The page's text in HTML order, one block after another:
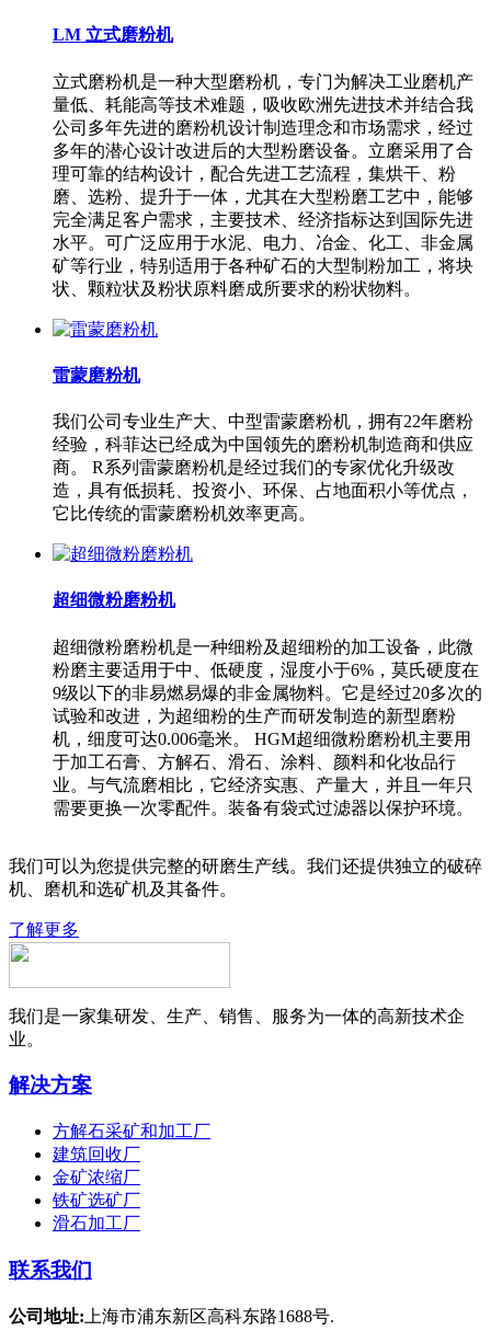
LM 立式磨粉机
立式磨粉机是一种大型磨粉机，专门为解决工业磨机产
量低、耗能高等技术难题，吸收欧洲先进技术并结合我
公司多年先进的磨粉机设计制造理念和市场需求，经过
多年的潜心设计改进后的大型粉磨设备。立磨采用了合
理可靠的结构设计，配合先进工艺流程，集烘干、粉
磨、选粉、提升于一体，尤其在大型粉磨工艺中，能够
完全满足客户需求，主要技术、经济指标达到国际先进
水平。可广泛应用于水泥、电力、冶金、化工、非金属
矿等行业，特别适用于各种矿石的大型制粉加工，将块
状、颗粒状及粉状原料磨成所要求的粉状物料。
雷蒙磨粉机
我们公司专业生产大、中型雷蒙磨粉机，拥有22年磨粉
经验，科菲达已经成为中国领先的磨粉机制造商和供应
商。 R系列雷蒙磨粉机是经过我们的专家优化升级改
造，具有低损耗、投资小、环保、占地面积小等优点，
它比传统的雷蒙磨粉机效率更高。
超细微粉磨粉机
超细微粉磨粉机是一种细粉及超细粉的加工设备，此微
粉磨主要适用于中、低硬度，湿度小于6%，莫氏硬度在
9级以下的非易燃易爆的非金属物料。它是经过20多次的
试验和改进，为超细粉的生产而研发制造的新型磨粉
机，细度可达0.006毫米。 HGM超细微粉磨粉机主要用
于加工石膏、方解石、滑石、涂料、颜料和化妆品行
业。与气流磨相比，它经济实惠、产量大，并且一年只
需要更换一次零配件。装备有袋式过滤器以保护环境。
我们可以为您提供完整的研磨生产线。我们还提供独立的破碎
机、磨机和选矿机及其备件。
了解更多
我们是一家集研发、生产、销售、服务为一体的高新技术企
业。
解决方案
方解石采矿和加工厂
建筑回收厂
金矿浓缩厂
铁矿选矿厂
滑石加工厂
联系我们
公司地址: 上海市浦东新区高科东路1688号.